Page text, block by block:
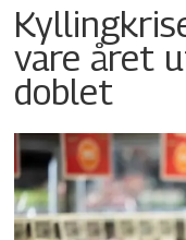
vare året
doblet